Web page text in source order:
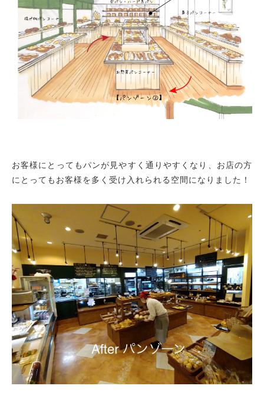
お客様にとってもパンが見やすく通りやすくなり、お店の方
にとってもお客様を多く受け入れられる空間になりました！